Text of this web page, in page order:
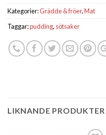
Kategorier:Grädde & fröer,Mat
Taggar:pudding, sötsaker
LIKNANDE PRODUKTER